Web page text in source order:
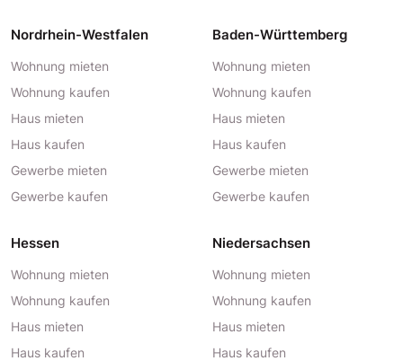
Nordrhein-Westfalen
Wohnung mieten
Wohnung kaufen
Haus mieten
Haus kaufen
Gewerbe mieten
Gewerbe kaufen
Baden-Württemberg
Wohnung mieten
Wohnung kaufen
Haus mieten
Haus kaufen
Gewerbe mieten
Gewerbe kaufen
Hessen
Wohnung mieten
Wohnung kaufen
Haus mieten
Haus kaufen
Niedersachsen
Wohnung mieten
Wohnung kaufen
Haus mieten
Haus kaufen